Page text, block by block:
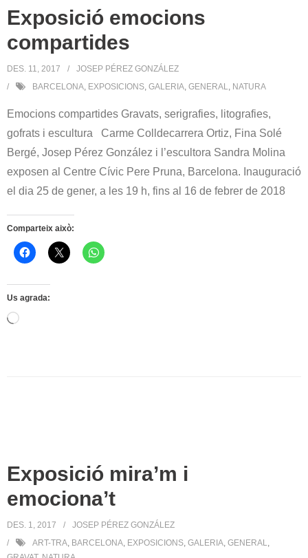
Exposició emocions
compartides
DES. 11, 2017
JOSEP PÉREZ GONZÁLEZ
BARCELONA, EXPOSICIONS, GALERIA, GENERAL, NATURA
Emocions compartides Gravats, serigrafies, litografies,
gofrats i escultura Carme Colldecarrera Ortiz, Fina Solé
Bergé, Josep Pérez González i l’escultora Sandra Molina
exposen al Centre Cívic Pere Pruna, Barcelona. Inauguració
el dia 25 de gener, a les 19 h, fins al 16 de febrer de 2018
Comparteix això:
Us agrada:
S'està
Exposició mira’m i
emociona’t
DES. 1, 2017
JOSEP PÉREZ GONZÁLEZ
ART-TRA, BARCELONA, EXPOSICIONS, GALERIA, GENERAL,